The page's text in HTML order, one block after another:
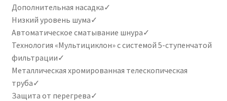
Дополнительная насадка✓
Низкий уровень шума✓
Автоматическое сматывание шнура✓
Технология «Мультициклон» с системой 5-ступенчатой
фильтрации✓
Металлическая хромированная телескопическая
труба✓
Защита от перегрева✓